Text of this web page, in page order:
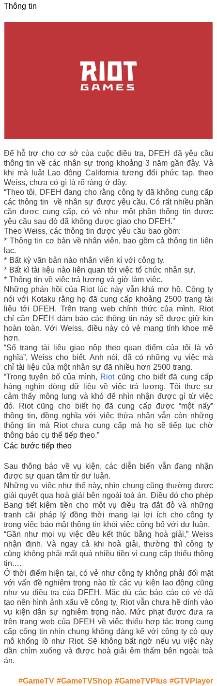
Thông tin
Để hỗ trợ cho cơ sở của cuộc điều tra, DFEH đã yêu cầu
thông tin về các nhân sự trong khoảng 3 năm gần đây. Và
khi mà luật Lao động California tương đối phức tạp, theo
Weiss, chưa có gì là rõ ràng ở đây.
“Theo tôi, DFEH đang cho rằng công ty đã không cung cấp
các thông tin về nhân sự được yêu cầu. Có rất nhiều phần
cần được cung cấp, có vẻ như một phần thông tin được
yêu cầu sau đó đã không được giao cho DFEH.”
Theo Weiss, các thông tin được yêu cầu bao gồm:
* Thông tin cơ bản về nhân viên, bao gồm cả thông tin liên
lạc.
* Bất kỳ văn bản nào nhân viên kí với công ty.
* Bất kì tài liệu nào liên quan tới việc tổ chức nhân sự.
* Thông tin về việc trả lương và giờ làm việc.
Những phản hồi của Riot lúc này vẫn khá mơ hồ. Công ty
nói với Kotaku rằng họ đã cung cấp khoảng 2500 trang tài
liệu tới DFEH. Trên trang web chính thức của mình, Riot
chỉ cần DFEH đảm bảo các thông tin này sẽ được giữ kín
hoàn toàn. Với Weiss, điều này có vẻ mang tính khoe mẽ
hơn.
“Số trang tài liệu giao nộp theo quan điểm của tôi là vô
nghĩa”, Weiss cho biết. Anh nói, đã có những vụ việc mà
chỉ tài liệu của một nhân sự đã nhiều hơn 2500 trang.
“Trong tuyên bố của mình, Riotcũng cho biết đã cung cấp
hàng nghìn dòng dữ liệu về việc trả lương. Tôi thực sự
cảm thấy mông lung và khó để nhìn nhận được gì từ việc
đó. Riot cũng cho biết họ đã cung cấp được “một nấy”
thông tin, đồng nghĩa với việc thừa nhận vẫn còn những
thông tin mà Riot chưa cung cấp mà họ sẽ tiếp tục chờ
thông báo cụ thể tiếp theo.”
Các bước tiếp theo
Sau thông báo về vụ kiện, các diễn biến vẫn đang nhận
được sự quan tâm từ dư luận.
Những vụ việc như thế này, nhìn chung cũng thường được
giải quyết qua hoà giải bên ngoài toà án. Điều đó cho phép
Bang tiết kiệm tiền cho một vụ điều tra đắt đỏ và những
tranh cãi pháp lý đồng thời mang lại lợi ích cho công ty
trong việc bảo mật thông tin khỏi việc công bố với dư luận.
“Gần như mọi vụ việc đều kết thúc bằng hoà giải,” Weiss
nhận định. Và ngay cả khi hoà giải, thường thì công ty
cũng không phải mất quá nhiều tiền vì cung cấp thiếu thông
tin.…
Ở thời điểm hiện tại, có vẻ như công ty không phải đối mặt
với vấn đề nghiêm trọng nào từ các vụ kiện lao động cũng
như vụ điều tra của DFEH. Mặc dù các báo cáo có vẻ đã
tạo nên hình ảnh xấu về công ty, Riot vẫn chưa hề dính vào
vụ kiện dân sự nghiêm trọng nào. Mức phạt được đưa ra
trên trang web của DFEH về việc thiếu hợp tác trong cung
cấp công tin nhìn chung không đáng kể với công ty có quy
mô khổng lồ như Riot. Sẽ không bất ngờ nếu vụ việc này
dần chìm xuống và được hoà giải êm thấm bên ngoài toà
án.
#GameTV #GameTVShop #GameTVPlus #GTVPlayer